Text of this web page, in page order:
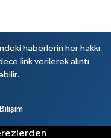
haberlerin her hakkı
link verilerek alıntı